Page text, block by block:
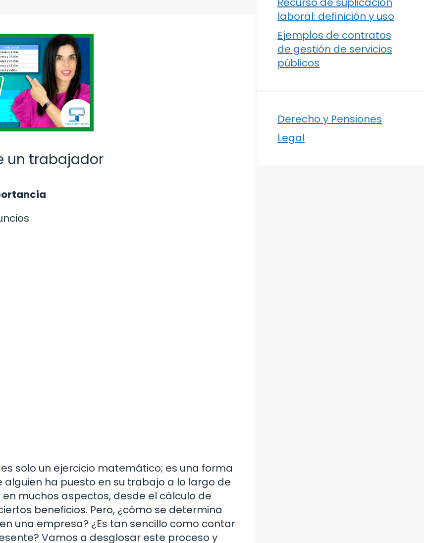
un trabajador
solo un ejercicio matemático; es una forma
ha puesto en su trabajo a lo largo de
muchos aspectos, desde el cálculo de
beneficios. Pero, ¿cómo se determina
una empresa? ¿Es tan sencillo como contar
Vamos a desglosar este proceso y
laboral: definición y uso
Ejemplos de contratos
de gestión de servicios
públicos
Derecho y Pensiones
Legal